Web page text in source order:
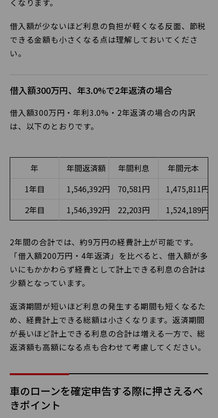
くなります。
借入額が少ないほど利息の負担が軽くなる反面、節税
できる金額も小さくなる点は理解しておいてくださ
い。
借入額300万円、年3.0%で2年返済の場合
借入額300万円・年利3.0%・2年返済の場合の内訳
は、以下のとおりです。
年 年間返済額 年間利息
年間元本
1年目
1,546,392円 70,581円
1,475,811円
2年目
1,546,392円 22,203円 1,524,189円
2年間の合計では、約9万円の経費計上が可能です。
「借入額200万円・4年返済」を比べると、借入額が多
いにもかかわらず経費として計上できる利息の合計は
少額となっています。
返済期間が短いほど利息の発生する期間も短くなるた
め、経費計上できる総額は小さくなります。返済期間
が長いほど計上できる利息の合計は増える一方で、総
返済額も高額になる点も合わせて考慮してください。
車のローンを確定申告する際に押さえるべ
きポイント